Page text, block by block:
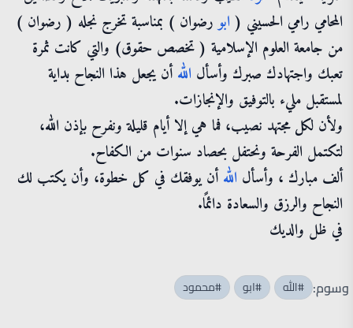
المحامي رامي الحسيني ( ابورضوان ) بمناسبة تخرج نجله ( رضوان )
من جامعة العلوم الإسلامية ( تخصص حقوق) والتي كانت ثمرة
تعبك واجتهادك صبرك وأسأل اللهأن يجعل هذا النجاح بداية
لمستقبل مليء بالتوفيق والإنجازات.
ولأن لكل مجتهد نصيب، فما هي إلا أيام قليلة ونفرح بإذن الله،
لتكتمل الفرحة ونحتفل بحصاد سنوات من الكفاح.
ألف مبارك ، وأسأل اللهأن يوفقك في كل خطوة، وأن يكتب لك
النجاح والرزق والسعادة دائمًا.
في ظل والديك
وسوم: #الله #ابو #محمود